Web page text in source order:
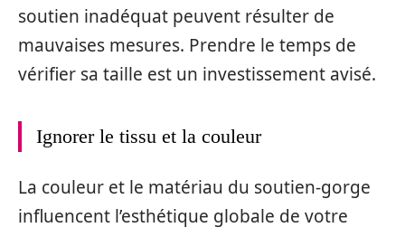
soutien inadéquat peuvent résulter de
mauvaises mesures. Prendre le temps de
vérifier sa taille est un investissement avisé.
Ignorer le tissu et la couleur
La couleur et le matériau du soutien-gorge
influencent l’esthétique globale de votre